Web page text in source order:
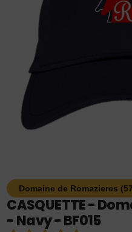
Domaine de Romazieres
CASQUETTE -
- Navy - BF015